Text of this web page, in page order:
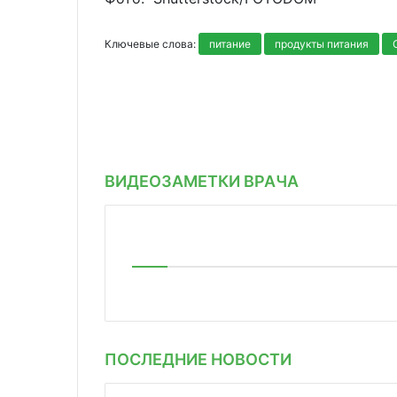
Ключевые слова: питание продукты питания
ВИДЕОЗАМЕТКИ ВРАЧА
ПОСЛЕДНИЕ НОВОСТИ